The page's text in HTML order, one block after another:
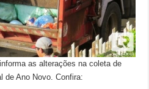
as alterações na coleta de
de Ano Novo. Confira: